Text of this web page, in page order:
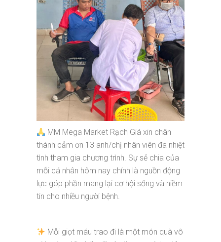
MM Mega Market Rạch Giá xin chân
thành cảm ơn 13 anh/chị nhân viên đã nhiệt
tình tham gia chương trình. Sự sẻ chia của
mỗi cá nhân hôm nay chính là nguồn động
lực góp phần mang lại cơ hội sống và niềm
tin cho nhiều người bệnh.
Mỗi giọt máu trao đi là một món quà vô